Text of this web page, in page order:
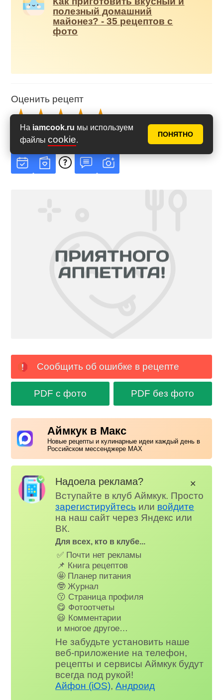
На iamcook.ru мы используем
файлы cookie.
ПОНЯТНО
полезный домашний
майонез? - 35 рецептов с
фото
Оценить рецепт
* Рейтинг , на основе
Сообщить об ошибке в рецепте
PDF с фото PDF без фото
Аймкук в Макс
Новые рецепты и кулинарные идеи каждый день в
Российском мессенджере MAX
Надоела реклама?
Вступайте в клуб Аймкук. Просто
зарегистируйтесь или войдите
на наш сайт через Яндекс или
ВК.
Для всех, кто в клубе...
✅ Почти нет рекламы
📌 Книга рецептов
🤩 Планер питания
🤓 Журнал
😗 Страница профиля
😋 Фотоотчеты
😃 Комментарии
и многое другое…
Не забудьте установить наше
веб-приложение на телефон,
рецепты и сервисы Аймкук будут
всегда под рукой!
Айфон (iOS),Андроид
✕